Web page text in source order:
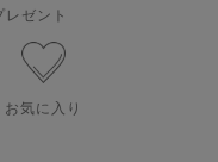
ゼント
お気に入り